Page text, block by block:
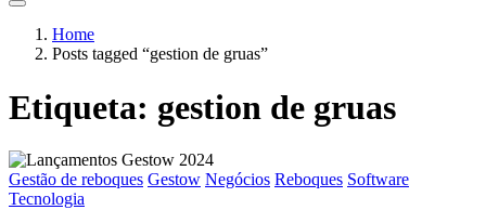
Home
Posts tagged “gestion de gruas”
Etiqueta: gestion de gruas
Gestão de reboques Gestow Negócios Reboques Software
Tecnologia